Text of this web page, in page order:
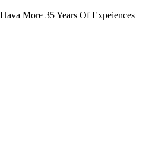
More 35 Years Of Expeiences